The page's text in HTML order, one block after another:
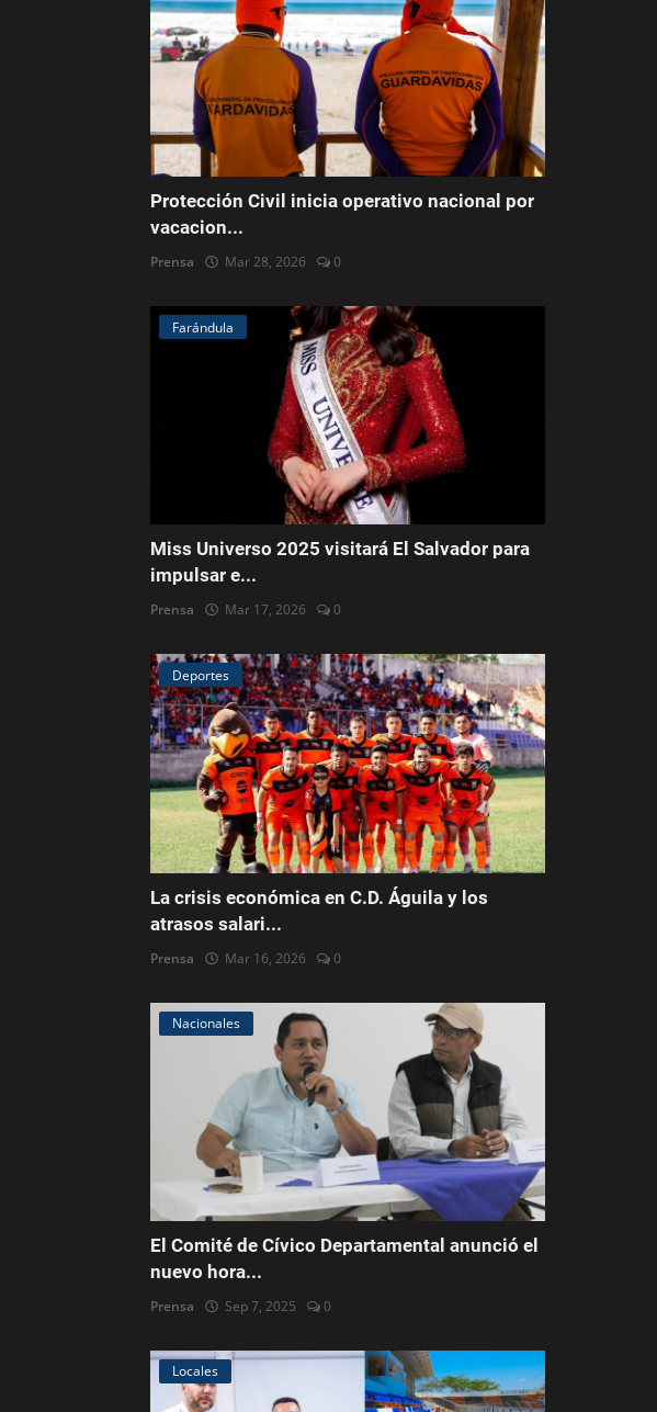
Protección Civil inicia operativo nacional por
vacacion...
Prensa Mar 28, 2026 0
Farándula
Miss Universo 2025 visitará El Salvador para
impulsar e...
Prensa Mar 17, 2026 0
Deportes
La crisis económica en C.D. Águila y los
atrasos salari...
Prensa Mar 16, 2026 0
Nacionales
El Comité de Cívico Departamental anunció el
nuevo hora...
Prensa Sep 7, 2025 0
Locales